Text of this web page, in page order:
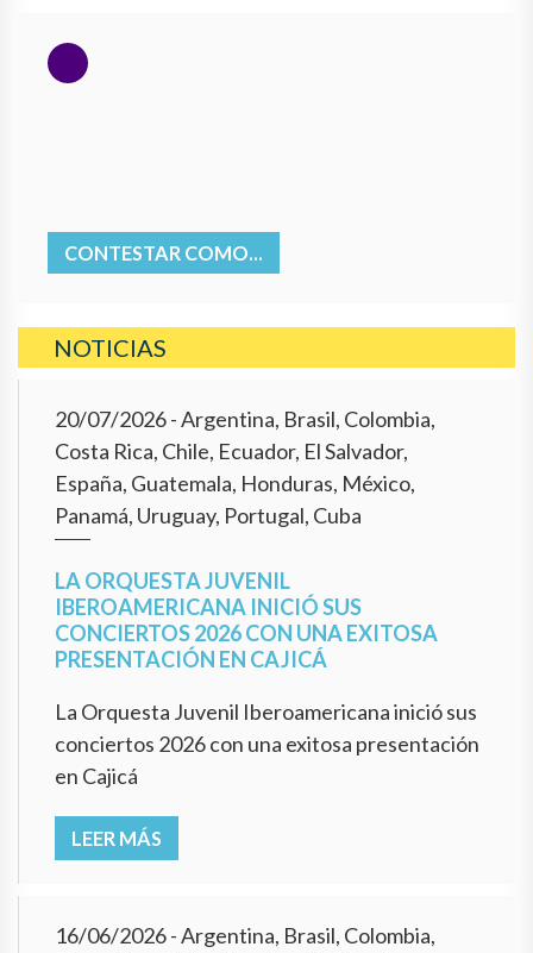
CONTESTAR COMO...
NOTICIAS
20/07/2026- Argentina, Brasil, Colombia,
Costa Rica, Chile, Ecuador, El Salvador,
España, Guatemala, Honduras, México,
Panamá, Uruguay, Portugal, Cuba
LA ORQUESTA JUVENIL
IBEROAMERICANA INICIÓ SUS
CONCIERTOS 2026 CON UNA EXITOSA
PRESENTACIÓN EN CAJICÁ
La Orquesta Juvenil Iberoamericana inició sus
conciertos 2026 con una exitosa presentación
en Cajicá
LEER MÁS
16/06/2026- Argentina, Brasil, Colombia,